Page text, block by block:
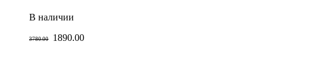
В наличии
3780.00 1890.00